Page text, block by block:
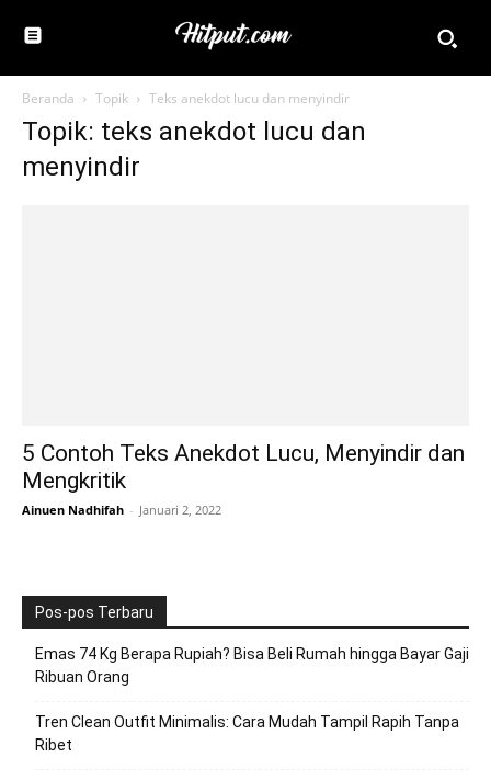
Beranda Topik Teks anekdot lucu dan menyindir
Topik: teks anekdot lucu dan
menyindir
5 Contoh Teks Anekdot Lucu, Menyindir dan
Mengkritik
Ainuen Nadhifah - Januari 2, 2022
Pos-pos Terbaru
Emas 74 Kg Berapa Rupiah? Bisa Beli Rumah hingga Bayar Gaji
Ribuan Orang
Tren Clean Outfit Minimalis: Cara Mudah Tampil Rapih Tanpa
Ribet